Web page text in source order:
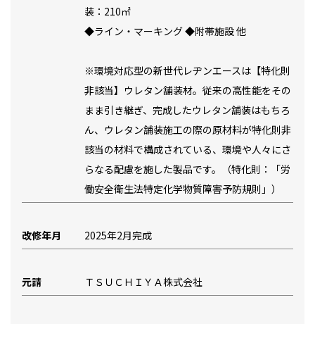
装：210㎡
◆ライン・マーキング ◆附帯施設 他
※環境対応型の新世代レヂンエースは【特化則
非該当】ウレタン舗装材。従来の高性能をその
まま引き継ぎ、完成したウレタン舗装はもちろ
ん、ウレタン舗装施工の際の原材料が特化則非
該当の材料で構成されている、環境や人々にさ
らなる配慮を施した製品です。（特化則：「労
働安全衛生法特定化学物質障害予防規則」）
改修年月 2025年2月完成
元請 ＴＳＵＣＨＩＹＡ株式会社